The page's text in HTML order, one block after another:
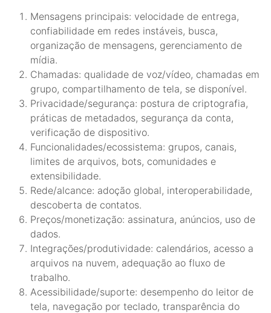
Mensagens principais: velocidade de entrega,
confiabilidade em redes instáveis, busca,
organização de mensagens, gerenciamento de
mídia.
Chamadas: qualidade de voz/vídeo, chamadas em
grupo, compartilhamento de tela, se disponível.
Privacidade/segurança: postura de criptografia,
práticas de metadados, segurança da conta,
verificação de dispositivo.
Funcionalidades/ecossistema: grupos, canais,
limites de arquivos, bots, comunidades e
extensibilidade.
Rede/alcance: adoção global, interoperabilidade,
descoberta de contatos.
Preços/monetização: assinatura, anúncios, uso de
dados.
Integrações/produtividade: calendários, acesso a
arquivos na nuvem, adequação ao fluxo de
trabalho.
Acessibilidade/suporte: desempenho do leitor de
tela, navegação por teclado, transparência do